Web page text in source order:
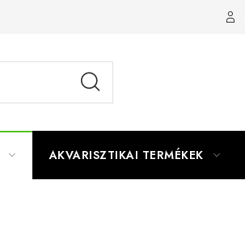
AKVARISZTIKAI TERMÉKEK